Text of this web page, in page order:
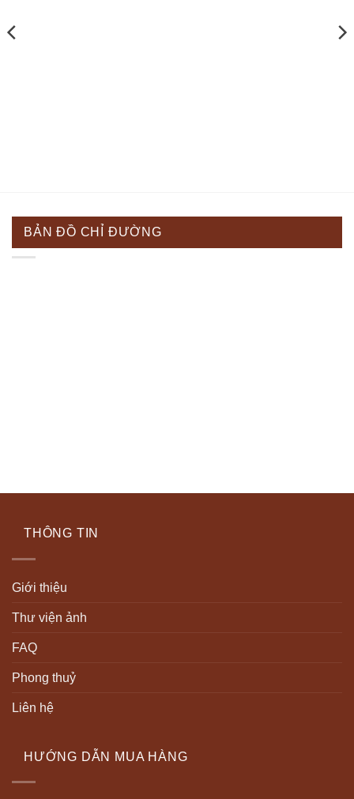
BẢN ĐỒ CHỈ ĐƯỜNG
THÔNG TIN
Giới thiệu
Thư viện ảnh
FAQ
Phong thuỷ
Liên hệ
HƯỚNG DẪN MUA HÀNG